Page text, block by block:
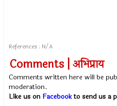
References : N/A
Comments | अभिप्राय
Comments written here will be
moderation.
Like us on Facebookto send us a